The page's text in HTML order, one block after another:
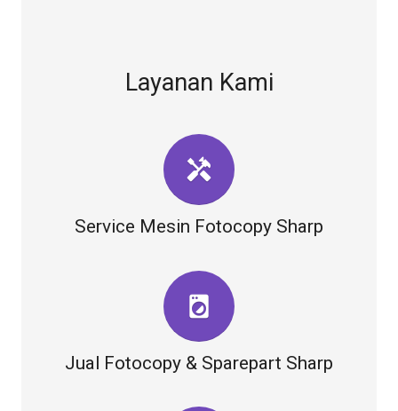
Layanan Kami
handyman
Service Mesin Fotocopy Sharp
local_laundry_service
Jual Fotocopy & Sparepart Sharp